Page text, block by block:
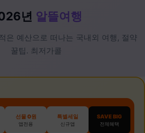
년 알뜰여행
은 예산으로 떠나는 국내외 여행, 절약
꿀팁. 최저가콜
선물 0원
앱전용
특별세일
신규앱
SAVE BIG
전체혜택